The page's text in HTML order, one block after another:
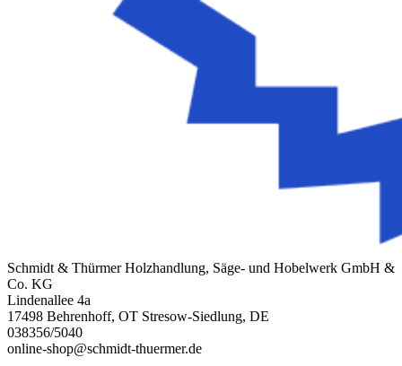
Schmidt & Thürmer Holzhandlung, Säge- und Hobelwerk GmbH &
Co. KG
Lindenallee 4a
17498 Behrenhoff, OT Stresow-Siedlung, DE
038356/5040
online-shop@schmidt-thuermer.de